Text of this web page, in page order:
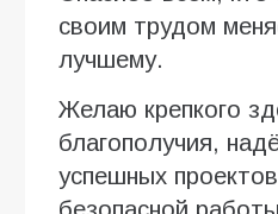
своим трудом
лучшему.
Желаю крепкого
благополучия,
успешных